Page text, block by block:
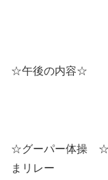
☆午後の内容☆
☆グーパー体操
まリレー